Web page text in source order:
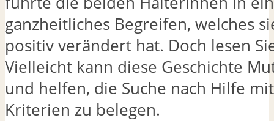
ganzheitliches Begreifen, welches
positiv verändert hat. Doch lesen
Vielleicht kann diese Geschichte
und helfen, die Suche nach Hilfe
Kriterien zu belegen.